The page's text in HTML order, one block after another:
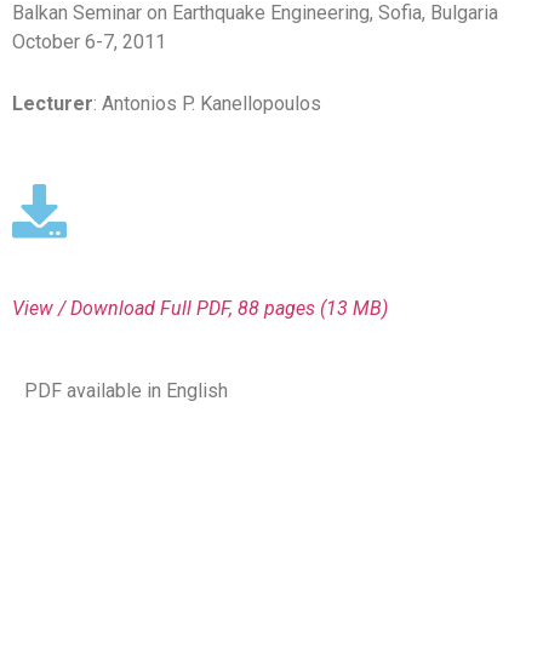
Balkan Seminar on Earthquake Engineering, Sofia, Bulgaria
October 6-7, 2011
Lecturer: Antonios P. Kanellopoulos
View / Download Full PDF, 88 pages (13 MΒ)
PDF available in English